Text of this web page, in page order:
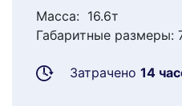
Масса: 16.6т
Габаритные размеры:
Затрачено 14